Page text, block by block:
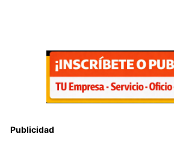
Publicidad